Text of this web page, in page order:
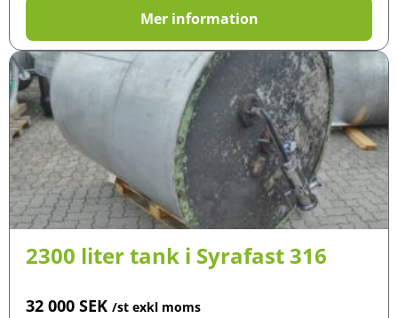
Mer information
2300 liter tank i Syrafast 316
32 000 SEK /st exkl moms